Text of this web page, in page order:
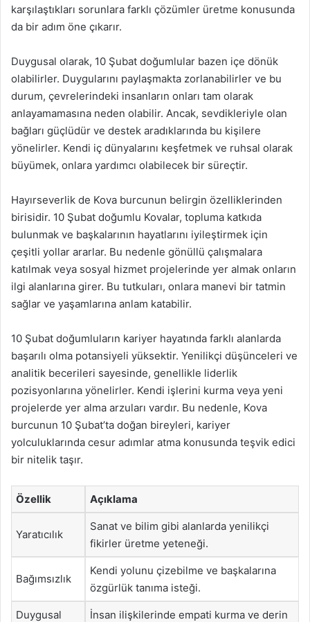
karşılaştıkları sorunlara farklı çözümler üretme konusunda
da bir adım öne çıkarır.
Duygusal olarak, 10 Şubat doğumlular bazen içe dönük
olabilirler. Duygularını paylaşmakta zorlanabilirler ve bu
durum, çevrelerindeki insanların onları tam olarak
anlayamamasına neden olabilir. Ancak, sevdikleriyle olan
bağları güçlüdür ve destek aradıklarında bu kişilere
yönelirler. Kendi iç dünyalarını keşfetmek ve ruhsal olarak
büyümek, onlara yardımcı olabilecek bir süreçtir.
Hayırseverlik de Kova burcunun belirgin özelliklerinden
birisidir. 10 Şubat doğumlu Kovalar, topluma katkıda
bulunmak ve başkalarının hayatlarını iyileştirmek için
çeşitli yollar ararlar. Bu nedenle gönüllü çalışmalara
katılmak veya sosyal hizmet projelerinde yer almak onların
ilgi alanlarına girer. Bu tutkuları, onlara manevi bir tatmin
sağlar ve yaşamlarına anlam katabilir.
10 Şubat doğumluların kariyer hayatında farklı alanlarda
başarılı olma potansiyeli yüksektir. Yenilikçi düşünceleri ve
analitik becerileri sayesinde, genellikle liderlik
pozisyonlarına yönelirler. Kendi işlerini kurma veya yeni
projelerde yer alma arzuları vardır. Bu nedenle, Kova
burcunun 10 Şubat’ta doğan bireyleri, kariyer
yolculuklarında cesur adımlar atma konusunda teşvik edici
bir nitelik taşır.
Özellik Açıklama
Yaratıcılık
Sanat ve bilim gibi alanlarda yenilikçi
fikirler üretme yeteneği.
Bağımsızlık
Kendi yolunu çizebilme ve başkalarına
özgürlük tanıma isteği.
Duygusal
İnsan ilişkilerinde empati kurma ve derin